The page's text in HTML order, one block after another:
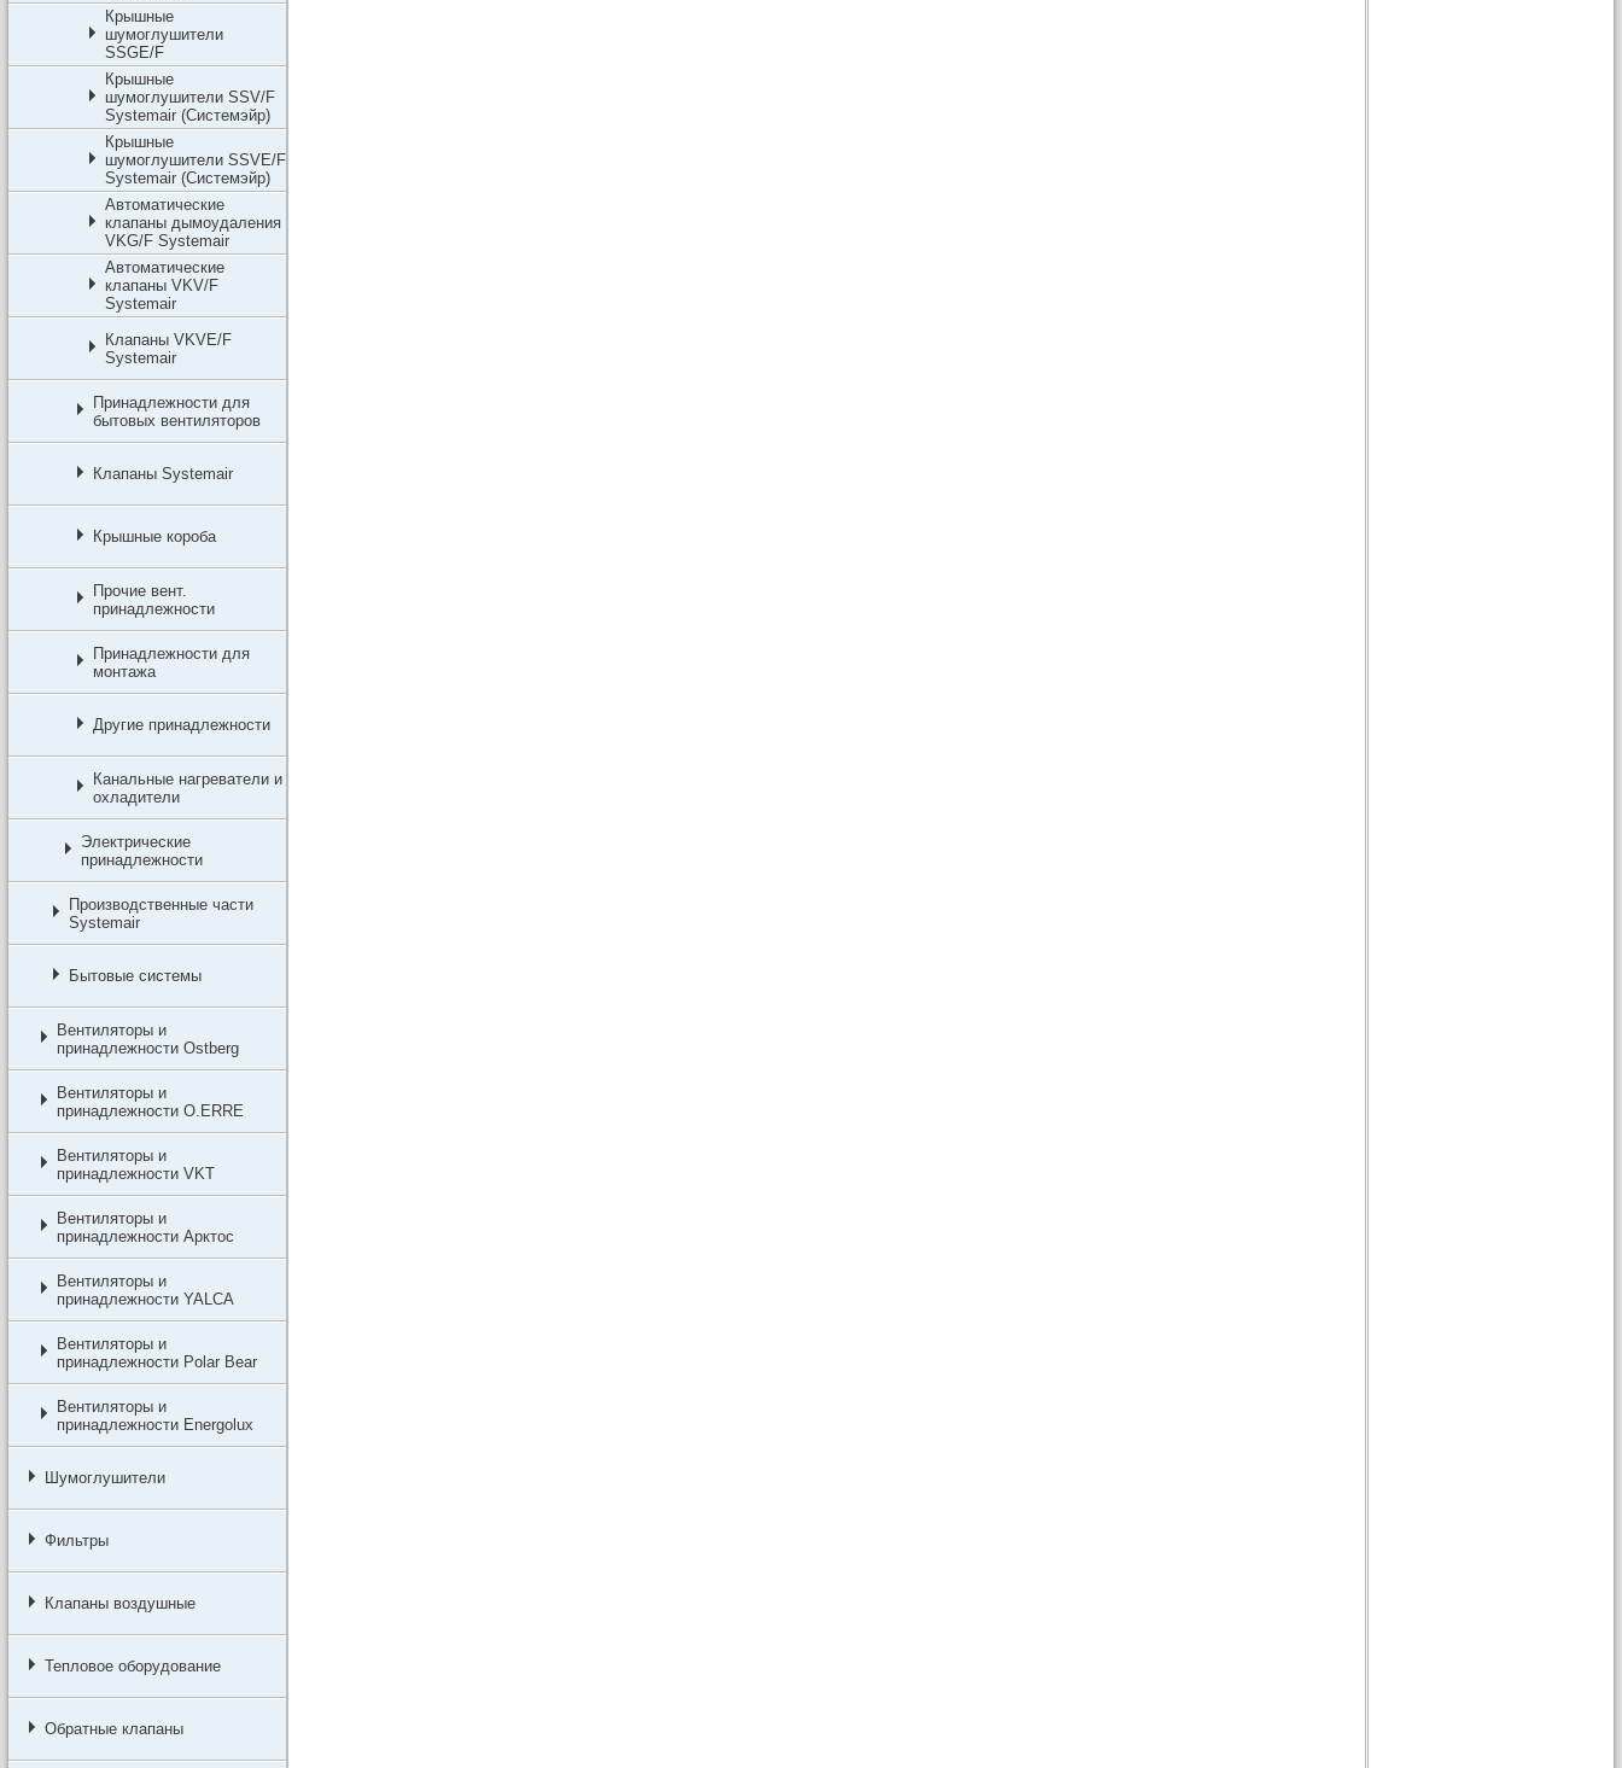
Крышные
шумоглушители
SSGE/F
Крышные
шумоглушители SSV/F
Systemair (Системэйр)
Крышные
шумоглушители SSVE/F
Systemair (Системэйр)
Автоматические
клапаны дымоудаления
VKG/F Systemair
Автоматические
клапаны VKV/F
Systemair
Клапаны VKVE/F
Systemair
Принадлежности для
бытовых вентиляторов
Клапаны Systemair
Крышные короба
Прочие вент.
принадлежности
Принадлежности для
монтажа
Другие принадлежности
Канальные нагреватели и
охладители
Электрические
принадлежности
Производственные части
Systemair
Бытовые системы
Вентиляторы и
принадлежности Ostberg
Вентиляторы и
принадлежности O.ERRE
Вентиляторы и
принадлежности VKT
Вентиляторы и
принадлежности Арктос
Вентиляторы и
принадлежности YALCA
Вентиляторы и
принадлежности Polar Bear
Вентиляторы и
принадлежности Energolux
Шумоглушители
Фильтры
Клапаны воздушные
Тепловое оборудование
Обратные клапаны